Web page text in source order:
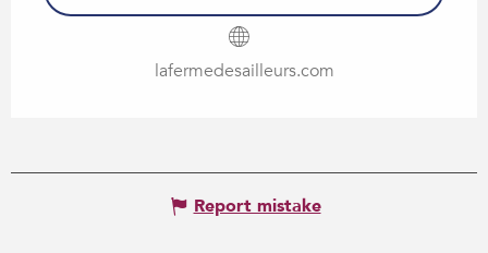
lafermedesailleurs.com
Report mistake